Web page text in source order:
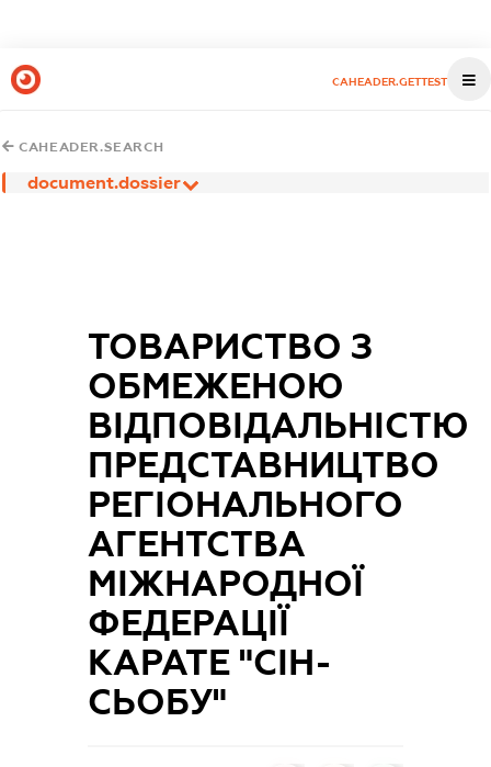
CAHEADER.GETTEST
CAHEADER.SEARCH
document.dossier
ТОВАРИСТВО З
ОБМЕЖЕНОЮ
ВІДПОВІДАЛЬНІСТЮ
ПРЕДСТАВНИЦТВО
РЕГІОНАЛЬНОГО
АГЕНТСТВА
МІЖНАРОДНОЇ
ФЕДЕРАЦІЇ
КАРАТЕ "СІН-
СЬОБУ"